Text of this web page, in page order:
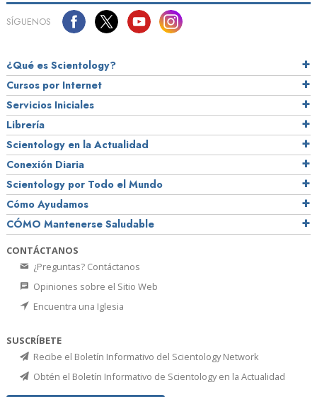
SÍGUENOS
¿Qué es Scientology?
Cursos por Internet
Servicios Iniciales
Librería
Scientology en la Actualidad
Conexión Diaria
Scientology por Todo el Mundo
Cómo Ayudamos
CÓMO Mantenerse Saludable
CONTÁCTANOS
¿Preguntas? Contáctanos
Opiniones sobre el Sitio Web
Encuentra una Iglesia
SUSCRÍBETE
Recibe el Boletín Informativo del Scientology Network
Obtén el Boletín Informativo de Scientology en la Actualidad